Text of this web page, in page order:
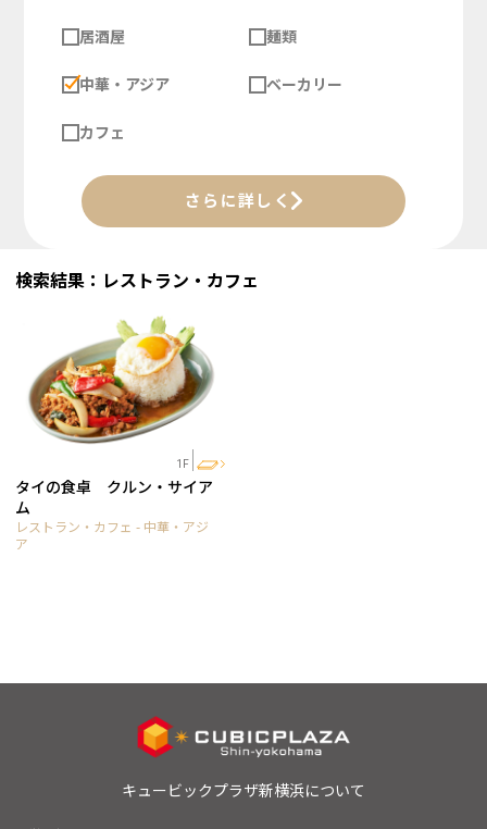
居酒屋 麺類
中華・アジア ベーカリー
カフェ
さらに詳しく
検索結果：レストラン・カフェ
1F
タイの食卓 クルン・サイア
ム
レストラン・カフェ - 中華・アジ
ア
キュービックプラザ新横浜について